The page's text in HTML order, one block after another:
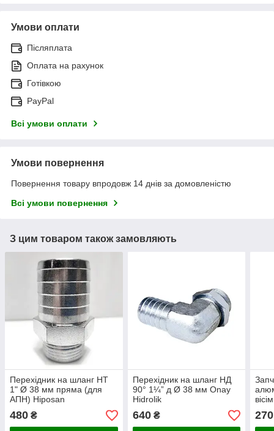
Умови оплати
Післяплата
Оплата на рахунок
Готівкою
PayPal
Всі умови оплати
Умови повернення
Повернення товару впродовж 14 днів за домовленістю
Всі умови повернення
З цим товаром також замовляють
Перехідник на шланг НТ
1" Ø 38 мм пряма (для
АПН) Hiposan
480 ₴
Перехідник на шланг НД
90° 1¼” д Ø 38 мм Onay
Hidrolik
640₴ 270